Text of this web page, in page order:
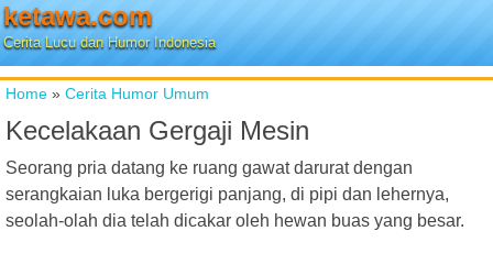
ketawa.com
Cerita Lucu dan Humor Indonesia
Home » Cerita Humor Umum
Kecelakaan Gergaji Mesin
Seorang pria datang ke ruang gawat darurat dengan
serangkaian luka bergerigi panjang, di pipi dan lehernya,
seolah-olah dia telah dicakar oleh hewan buas yang besar.